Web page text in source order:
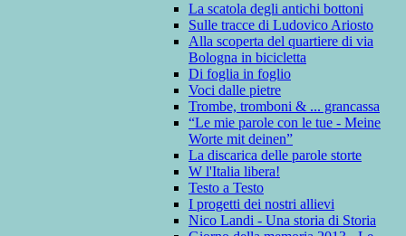
La scatola degli antichi bottoni
Sulle tracce di Ludovico Ariosto
Alla scoperta del quartiere di via
Bologna in bicicletta
Di foglia in foglio
Voci dalle pietre
Trombe, tromboni & ... grancassa
“Le mie parole con le tue - Meine
Worte mit deinen”
La discarica delle parole storte
W l'Italia libera!
Testo a Testo
I progetti dei nostri allievi
Nico Landi - Una storia di Storia